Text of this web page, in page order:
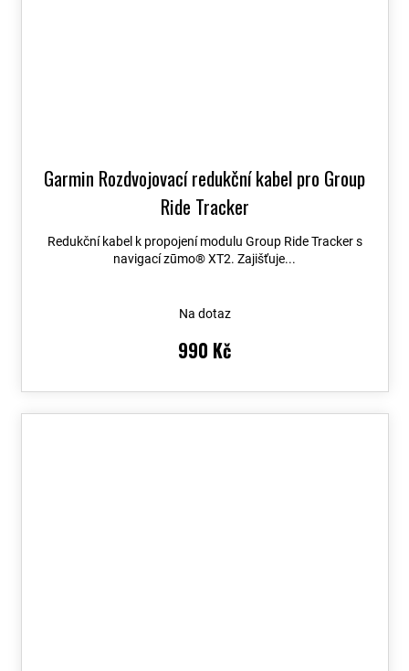
Garmin Rozdvojovací redukční kabel pro Group
Ride Tracker
Redukční kabel k propojení modulu Group Ride Tracker s
navigací zūmo® XT2. Zajišťuje...
Na dotaz
990 Kč